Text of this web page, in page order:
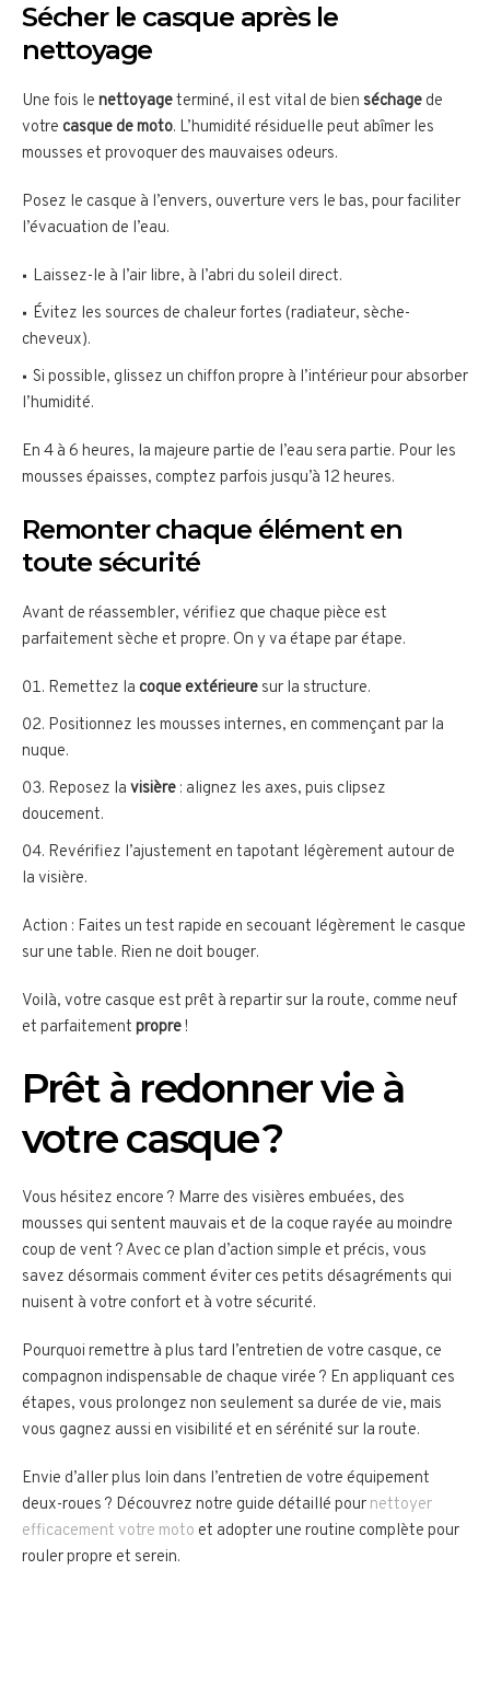
Sécher le casque après le
nettoyage
Une fois le nettoyageterminé, il est vital de bien séchage de
votre casque de moto. L’humidité résiduelle peut abîmer les
mousses et provoquer des mauvaises odeurs.
Posez le casque à l’envers, ouverture vers le bas, pour faciliter
l’évacuation de l’eau.
Laissez-le à l’air libre, à l’abri du soleil direct.
Évitez les sources de chaleur fortes (radiateur, sèche-
cheveux).
Si possible, glissez un chiffon propre à l’intérieur pour absorber
l’humidité.
En 4 à 6 heures, la majeure partie de l’eau sera partie. Pour les
mousses épaisses, comptez parfois jusqu’à 12 heures.
Remonter chaque élément en
toute sécurité
Avant de réassembler, vérifiez que chaque pièce est
parfaitement sèche et propre. On y va étape par étape.
Remettez la coque extérieure sur la structure.
Positionnez les mousses internes, en commençant par la
nuque.
Reposez la visière : alignez les axes, puis clipsez
doucement.
Revérifiez l’ajustement en tapotant légèrement autour de
la visière.
Action : Faites un test rapide en secouant légèrement le casque
sur une table. Rien ne doit bouger.
Voilà, votre casque est prêt à repartir sur la route, comme neuf
et parfaitement propre!
Prêt à redonner vie à
votre casque ?
Vous hésitez encore ? Marre des visières embuées, des
mousses qui sentent mauvais et de la coque rayée au moindre
coup de vent ? Avec ce plan d’action simple et précis, vous
savez désormais comment éviter ces petits désagréments qui
nuisent à votre confort et à votre sécurité.
Pourquoi remettre à plus tard l’entretien de votre casque, ce
compagnon indispensable de chaque virée ? En appliquant ces
étapes, vous prolongez non seulement sa durée de vie, mais
vous gagnez aussi en visibilité et en sérénité sur la route.
Envie d’aller plus loin dans l’entretien de votre équipement
deux-roues ? Découvrez notre guide détaillé pour nettoyer
efficacement votre moto et adopter une routine complète pour
rouler propre et serein.